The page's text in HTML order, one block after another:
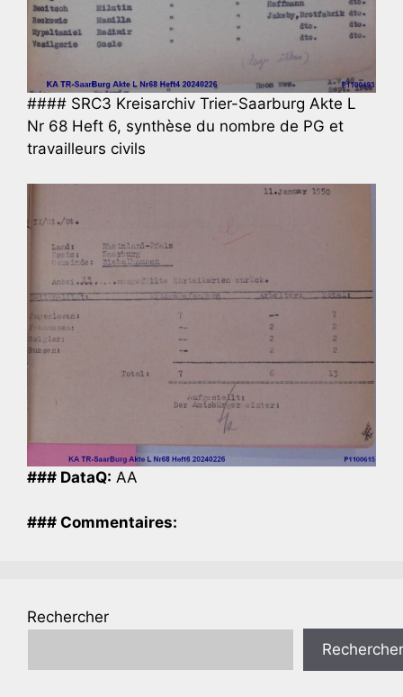
#### SRC3 Kreisarchiv Trier-Saarburg Akte L
Nr 68 Heft 6, synthèse du nombre de PG et
travailleurs civils
### DataQ: AA
### Commentaires:
Rechercher
Rechercher